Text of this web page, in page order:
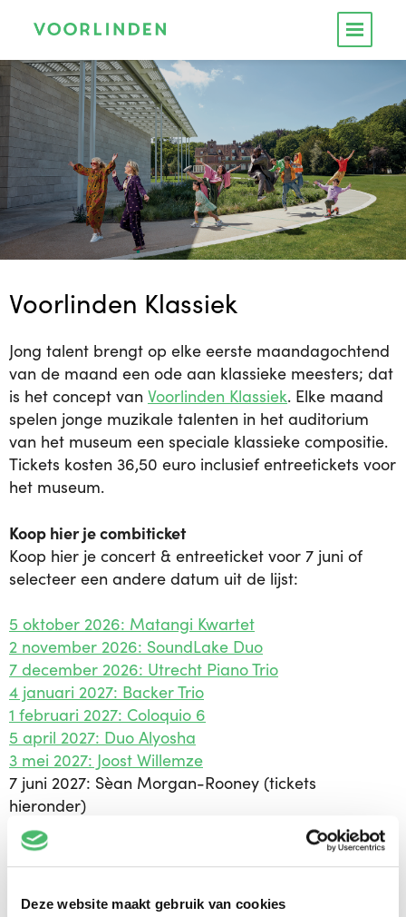
Deze website maakt gebruik van cookies
Voorlinden Klassiek
Jong talent brengt op elke eerste maandagochtend
van de maand een ode aan klassieke meesters; dat
is het concept van Voorlinden Klassiek. Elke maand
spelen jonge muzikale talenten in het auditorium
van het museum een speciale klassieke compositie.
Tickets kosten 36,50 euro inclusief entreetickets voor
het museum.
Koop hier je combiticket
Koop hier je concert & entreeticket voor 7 juni of
selecteer een andere datum uit de lijst:
5 oktober 2026: Matangi Kwartet
2 november 2026: SoundLake Duo
7 december 2026: Utrecht Piano Trio
4 januari 2027: Backer Trio
1 februari 2027: Coloquio 6
5 april 2027: Duo Alyosha
3 mei 2027: Joost Willemze
7 juni 2027: Sèan Morgan-Rooney (tickets
hieronder)